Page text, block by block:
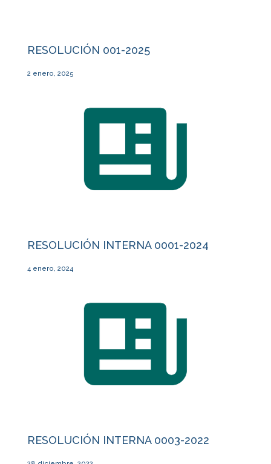
RESOLUCIÓN 001-2025
2 enero, 2025
RESOLUCIÓN INTERNA 0001-2024
4 enero, 2024
RESOLUCIÓN INTERNA 0003-2022